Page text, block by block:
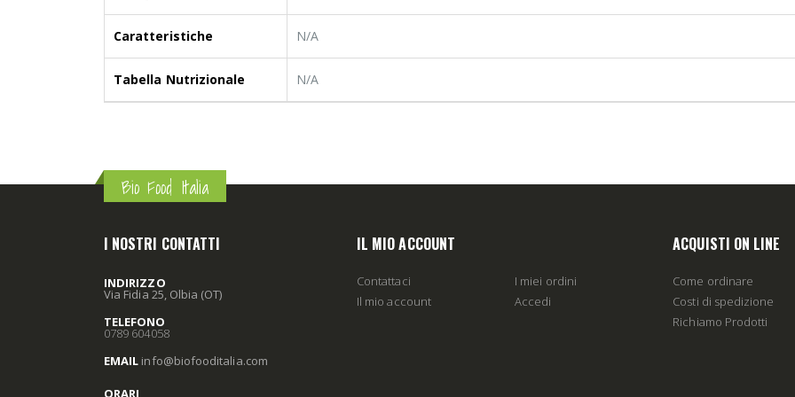
Caratteristiche N/A
Tabella Nutrizionale N/A
Bio Food Italia
I NOSTRI CONTATTI
INDIRIZZO
Via Fidia 25, Olbia (OT)
TELEFONO
0789 604058
EMAIL info@biofooditalia.com
ORARI
IL MIO ACCOUNT
Contattaci
Il mio account
I miei ordini
Accedi
ACQUISTI ON LINE
Come ordinare
Costi di spedizione
Richiamo Prodotti